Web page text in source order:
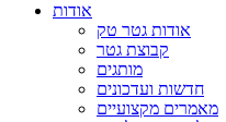
אודות
אודות גטר טק
קבוצת גטר
מותגים
חדשות ועדכונים
מאמרים מקצועיים